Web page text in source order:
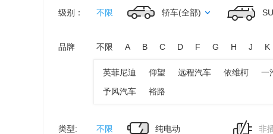
级别： 不限 轿车(全部)
品牌 不限 A B C D F G H J K
英菲尼迪 仰望 远程汽车 依维柯 一
予风汽车
裕路
类型: 不限 纯电动 非